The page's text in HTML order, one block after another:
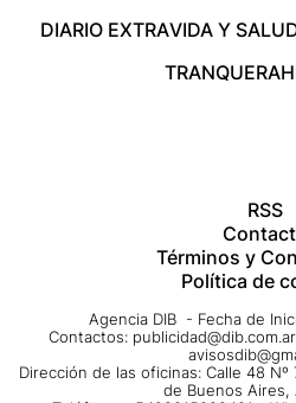
DIARIO EXTRAVIDA Y
TRANQUERA
RSS
Términos y
Política de
Agencia DIB - Fecha de
Contactos: publicidad@dib.com.ar
Dirección de las oficinas: Calle 48 Nº
de Buenos Aires,